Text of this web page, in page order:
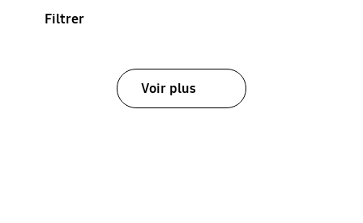
Filtrer
Voir plus